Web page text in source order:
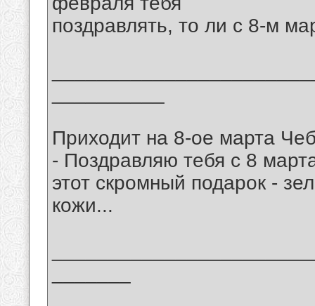
поздравлять, то ли с 8-м
Приходит на 8-ое марта
- Поздравляю тебя с 8
этот скромный подарок -
кожи...